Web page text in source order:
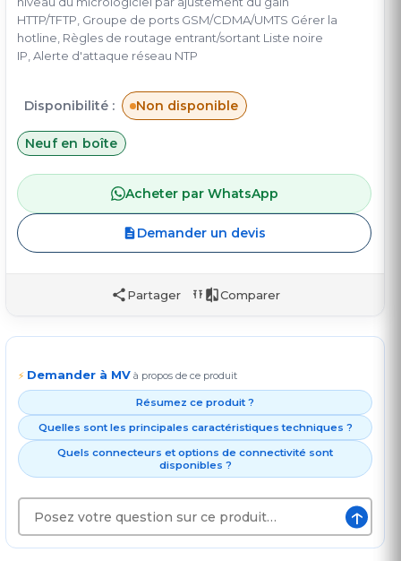
HTTP/TFTP, Groupe de ports GSM/CDMA/UMTS Gérer la
hotline, Règles de routage entrant/sortant Liste noire
IP, Alerte d'attaque réseau NTP
Disponibilité : Non disponible
Neuf en boîte
Acheter par WhatsApp
Demander un devis
Partager Comparer
⚡ Demander à MV à propos de ce produit
Résumez ce produit ?
Quelles sont les principales caractéristiques techniques ?
Quels connecteurs et options de connectivité sont
disponibles ?
↑